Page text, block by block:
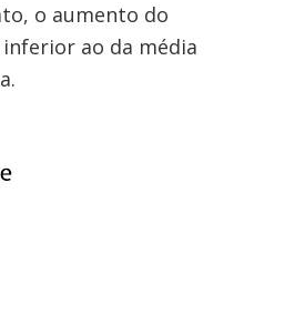
o aumento do
inferior ao da média